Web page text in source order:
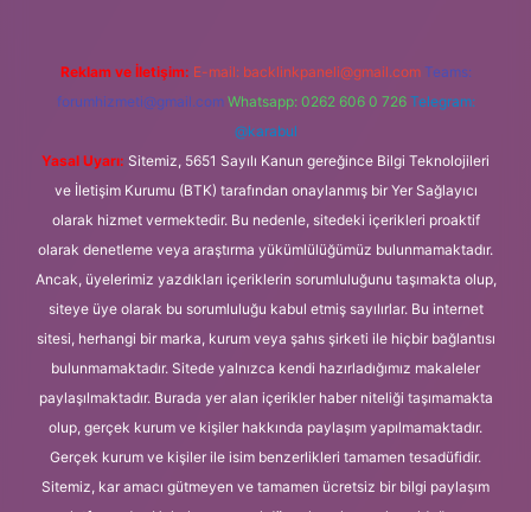
Reklam ve İletişim: E-mail: backlinkpaneli@gmail.com Teams:
forumhizmeti@gmail.com Whatsapp: 0262 606 0 726 Telegram:
@karabul
Yasal Uyarı: Sitemiz, 5651 Sayılı Kanun gereğince Bilgi Teknolojileri
ve İletişim Kurumu (BTK) tarafından onaylanmış bir Yer Sağlayıcı
olarak hizmet vermektedir. Bu nedenle, sitedeki içerikleri proaktif
olarak denetleme veya araştırma yükümlülüğümüz bulunmamaktadır.
Ancak, üyelerimiz yazdıkları içeriklerin sorumluluğunu taşımakta olup,
siteye üye olarak bu sorumluluğu kabul etmiş sayılırlar. Bu internet
sitesi, herhangi bir marka, kurum veya şahıs şirketi ile hiçbir bağlantısı
bulunmamaktadır. Sitede yalnızca kendi hazırladığımız makaleler
paylaşılmaktadır. Burada yer alan içerikler haber niteliği taşımamakta
olup, gerçek kurum ve kişiler hakkında paylaşım yapılmamaktadır.
Gerçek kurum ve kişiler ile isim benzerlikleri tamamen tesadüfidir.
Sitemiz, kar amacı gütmeyen ve tamamen ücretsiz bir bilgi paylaşım